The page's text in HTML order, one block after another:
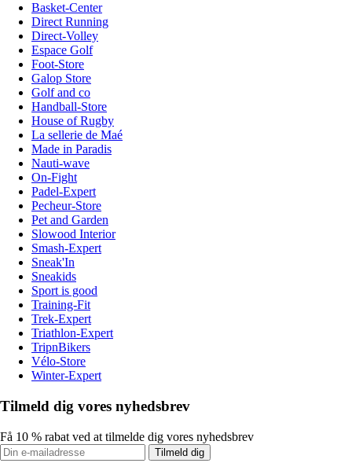
Basket-Center
Direct Running
Direct-Volley
Espace Golf
Foot-Store
Galop Store
Golf and co
Handball-Store
House of Rugby
La sellerie de Maé
Made in Paradis
Nauti-wave
On-Fight
Padel-Expert
Pecheur-Store
Pet and Garden
Slowood Interior
Smash-Expert
Sneak'In
Sneakids
Sport is good
Training-Fit
Trek-Expert
Triathlon-Expert
TripnBikers
Vélo-Store
Winter-Expert
Tilmeld dig vores nyhedsbrev
Få 10 % rabat ved at tilmelde dig vores nyhedsbrev
Tilmeld dig